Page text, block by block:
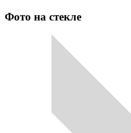
Фото на стекле